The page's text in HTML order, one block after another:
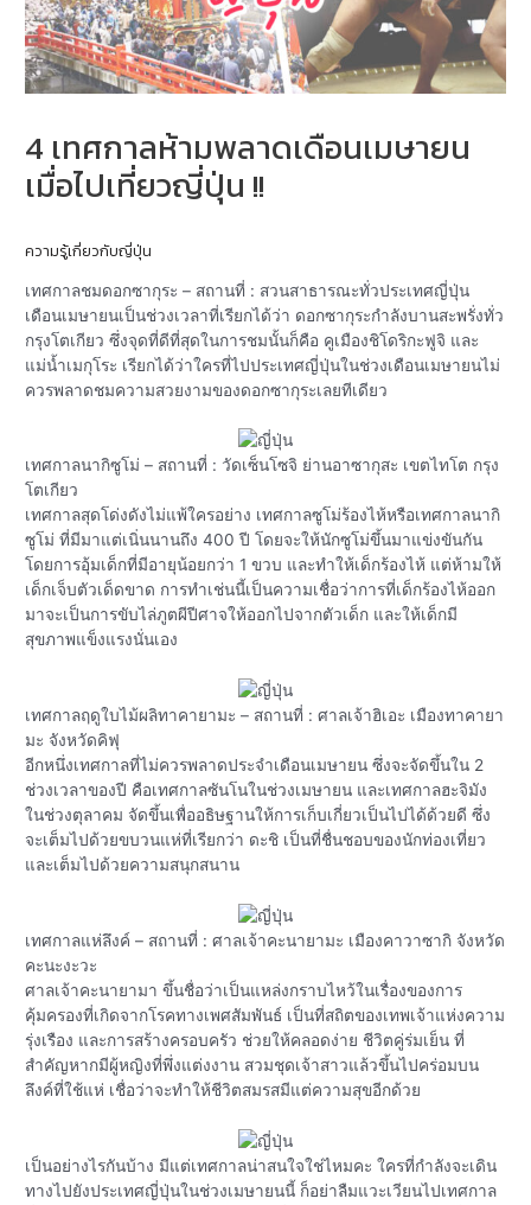
4 เทศกาลห้ามพลาดเดือนเมษายน
เมื่อไปเที่ยวญี่ปุ่น !!
ความรู้เกี่ยวกับญี่ปุ่น
เทศกาลชมดอกซากุระ – สถานที่ : สวนสาธารณะทั่วประเทศญี่ปุ่น
เดือนเมษายนเป็นช่วงเวลาที่เรียกได้ว่า ดอกซากุระกำลังบานสะพรั่งทั่ว
กรุงโตเกียว ซึ่งจุดที่ดีที่สุดในการชมนั้นก็คือ คูเมืองชิโดริกะฟูจิ และ
แม่น้ำเมกุโระ เรียกได้ว่าใครที่ไปประเทศญี่ปุ่นในช่วงเดือนเมษายนไม่
ควรพลาดชมความสวยงามของดอกซากุระเลยทีเดียว
เทศกาลนากิซูโม่ – สถานที่ : วัดเซ็นโซจิ ย่านอาซากุสะ เขตไทโต กรุง
โตเกียว
เทศกาลสุดโด่งดังไม่แพ้ใครอย่าง เทศกาลซูโม่ร้องไห้หรือเทศกาลนากิ
ซูโม่ ที่มีมาแต่เนิ่นนานถึง 400 ปี โดยจะให้นักซูโม่ขึ้นมาแข่งขันกัน
โดยการอุ้มเด็กที่มีอายุน้อยกว่า 1 ขวบ และทำให้เด็กร้องไห้ แต่ห้ามให้
เด็กเจ็บตัวเด็ดขาด การทำเช่นนี้เป็นความเชื่อว่าการที่เด็กร้องไห้ออก
มาจะเป็นการขับไล่ภูตผีปีศาจให้ออกไปจากตัวเด็ก และให้เด็กมี
สุขภาพแข็งแรงนั่นเอง
เทศกาลฤดูใบไม้ผลิทาคายามะ – สถานที่ : ศาลเจ้าฮิเอะ เมืองทาคายา
มะ จังหวัดคิฟุ
อีกหนึ่งเทศกาลที่ไม่ควรพลาดประจำเดือนเมษายน ซึ่งจะจัดขึ้นใน 2
ช่วงเวลาของปี คือเทศกาลซันโนในช่วงเมษายน และเทศกาลฮะจิมัง
ในช่วงตุลาคม จัดขึ้นเพื่ออธิษฐานให้การเก็บเกี่ยวเป็นไปได้ด้วยดี ซึ่ง
จะเต็มไปด้วยขบวนแห่ที่เรียกว่า ดะชิ เป็นที่ชื่นชอบของนักท่องเที่ยว
และเต็มไปด้วยความสนุกสนาน
เทศกาลแห่ลึงค์ – สถานที่ : ศาลเจ้าคะนายามะ เมืองคาวาซากิ จังหวัด
คะนะงะวะ
ศาลเจ้าคะนายามา ขึ้นชื่อว่าเป็นแหล่งกราบไหว้ในเรื่องของการ
คุ้มครองที่เกิดจากโรคทางเพศสัมพันธ์ เป็นที่สถิตของเทพเจ้าแห่งความ
รุ่งเรือง และการสร้างครอบครัว ช่วยให้คลอดง่าย ชีวิตคู่ร่มเย็น ที่
สำคัญหากมีผู้หญิงที่พึ่งแต่งงาน สวมชุดเจ้าสาวแล้วขึ้นไปคร่อมบน
ลึงค์ที่ใช้แห่ เชื่อว่าจะทำให้ชีวิตสมรสมีแต่ความสุขอีกด้วย
เป็นอย่างไรกันบ้าง มีแต่เทศกาลน่าสนใจใช่ไหมคะ ใครที่กำลังจะเดิน
ทางไปยังประเทศญี่ปุ่นในช่วงเมษายนนี้ ก็อย่าลืมแวะเวียนไปเทศกาล